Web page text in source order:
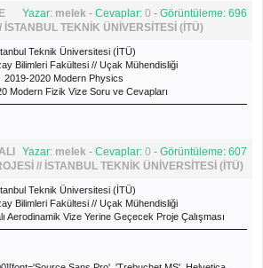
Yazar: melek- Cevaplar: 0 - Görüntüleme: 696
İSTANBUL TEKNİK ÜNİVERSİTESİ (İTÜ)
Teknik Üniversitesi (İTÜ)
Bilimleri Fakültesi // Uçak Mühendisliği
2019-2020 Modern Physics
Modern Fizik Vize Soru ve Cevapları
İndireb
Yazar: melek- Cevaplar: 0 - Görüntüleme: 607
// İSTANBUL TEKNİK ÜNİVERSİTESİ (İTÜ)
Teknik Üniversitesi (İTÜ)
Bilimleri Fakültesi // Uçak Mühendisliği
Aerodinamik Vize Yerine Geçecek Proje Çalışması